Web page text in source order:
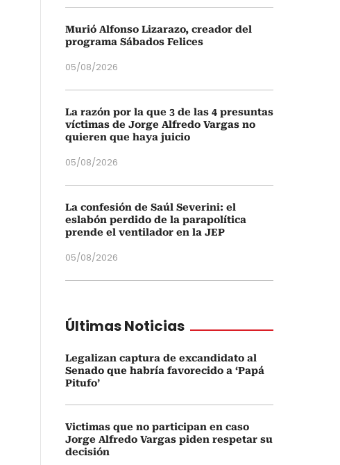
Murió Alfonso Lizarazo, creador del
programa Sábados Felices
05/08/2026
La razón por la que 3 de las 4 presuntas
víctimas de Jorge Alfredo Vargas no
quieren que haya juicio
05/08/2026
La confesión de Saúl Severini: el
eslabón perdido de la parapolítica
prende el ventilador en la JEP
05/08/2026
Últimas Noticias
Legalizan captura de excandidato al
Senado que habría favorecido a ‘Papá
Pitufo’
Victimas que no participan en caso
Jorge Alfredo Vargas piden respetar su
decisión